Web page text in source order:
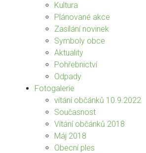
Kultura
Plánované akce
Zasílání novinek
Symboly obce
Aktuality
Pohřebnictví
Odpady
Fotogalerie
vítání občánků 10.9.2022
Současnost
Vítání občánků 2018
Máj 2018
Obecní ples